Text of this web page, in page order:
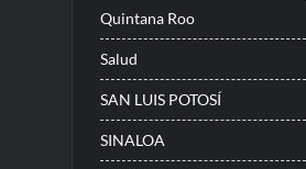
Quintana Roo
Salud
SAN LUIS POTOSÍ
SINALOA